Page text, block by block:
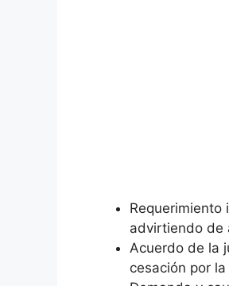
Requerimiento
advirtiendo de
Acuerdo de la
cesación por